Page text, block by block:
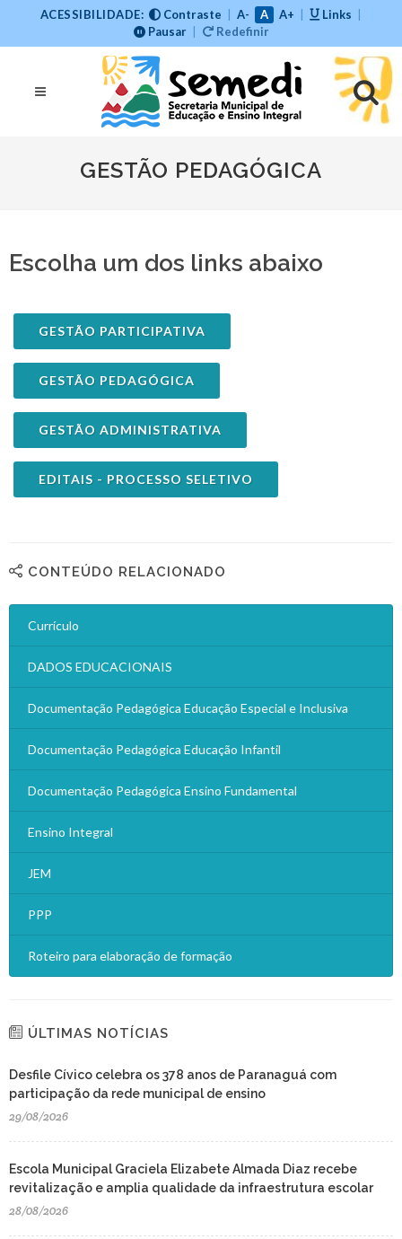
ACESSIBILIDADE: Contraste A- A A+ Links
Pausar
Redefinir
GESTÃO PEDAGÓGICA
Escolha um dos links abaixo
GESTÃO PARTICIPATIVA
GESTÃO PEDAGÓGICA
GESTÃO ADMINISTRATIVA
EDITAIS - PROCESSO SELETIVO
CONTEÚDO RELACIONADO
Currículo
DADOS EDUCACIONAIS
Documentação Pedagógica Educação Especial e Inclusiva
Documentação Pedagógica Educação Infantil
Documentação Pedagógica Ensino Fundamental
Ensino Integral
JEM
PPP
Roteiro para elaboração de formação
ÚLTIMAS NOTÍCIAS
Desfile Cívico celebra os 378 anos de Paranaguá com
participação da rede municipal de ensino
29/08/2026
Escola Municipal Graciela Elizabete Almada Diaz recebe
revitalização e amplia qualidade da infraestrutura escolar
28/08/2026